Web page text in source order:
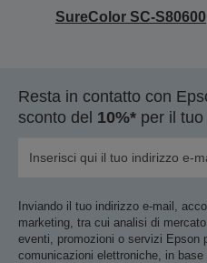
SureColor SC-S80600
Resta in contatto con
sconto del 10%* per il
Inviando il tuo indirizzo e-mail,
marketing, tra cui analisi di
eventi, promozioni o servizi Epson
comunicazioni elettroniche, in